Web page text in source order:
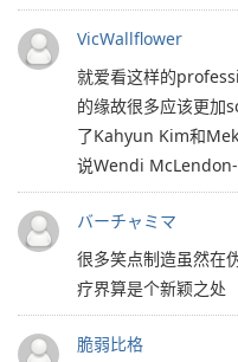
VicWallflower
就爱看这样的
的缘故很多应该更
了Kahyun Kim和
说Wendi
バーチャミマ
很多笑点制造虽然在
疗界算是个新颖之处
脆弱比格